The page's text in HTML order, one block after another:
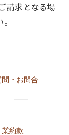
請求となる場
問・お問合
約款